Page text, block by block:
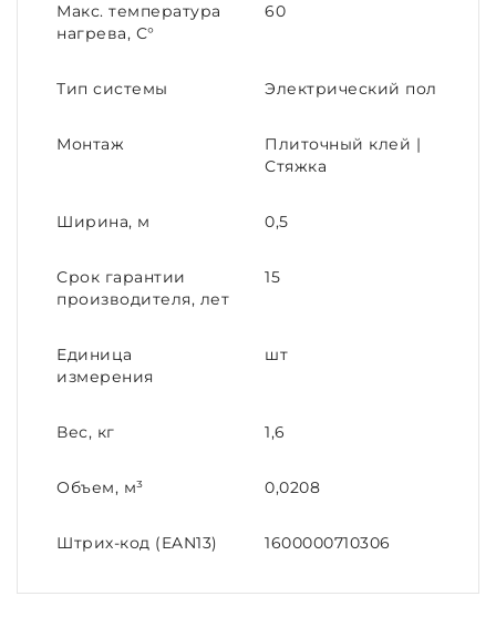
Макс. температура
нагрева, С°
60
Тип системы Электрический пол
Монтаж
Плиточный клей |
Стяжка
Ширина, м 0,5
Срок гарантии
производителя, лет
15
Единица
измерения
шт
Вес, кг 1,6
Объем, м³ 0,0208
Штрих-код (EAN13) 1600000710306